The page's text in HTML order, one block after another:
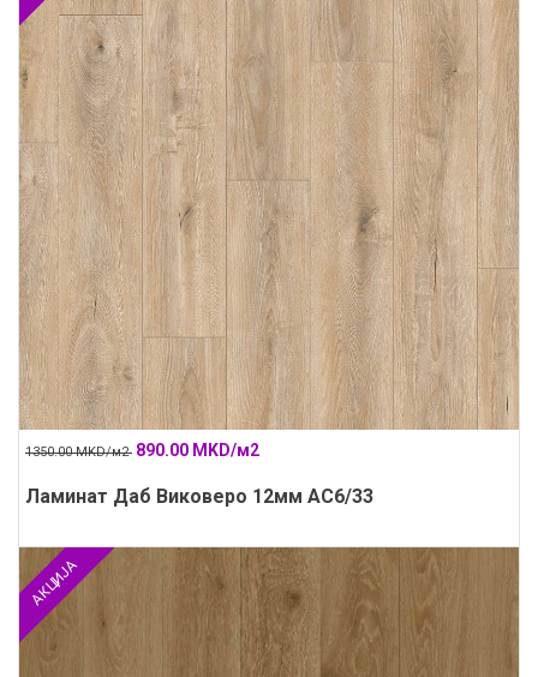
1350.00 MKD/м2 890.00 MKD/м2
Ламинат Даб Виковеро 12мм АС6/33
АКЦИЈА